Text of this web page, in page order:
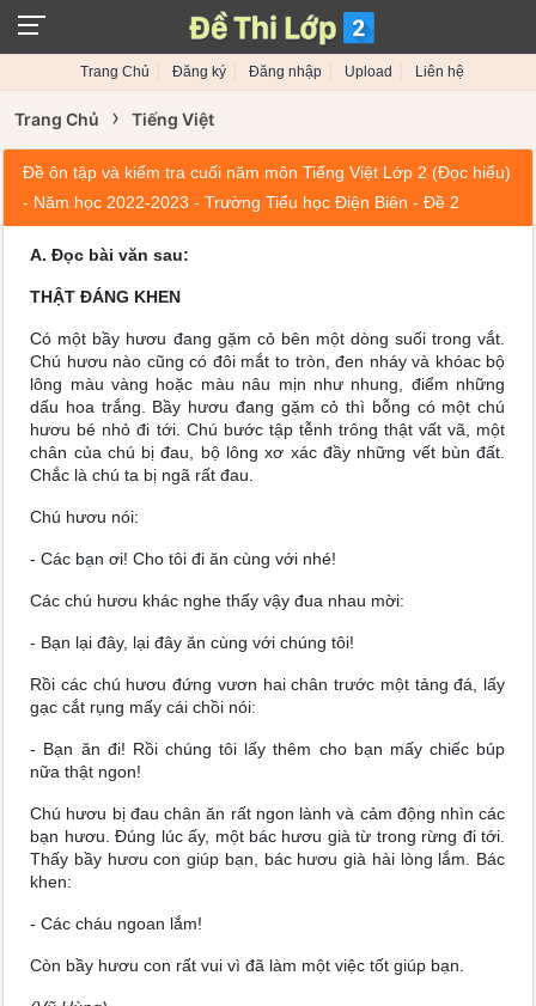
Trang Chủ Đăng ký Đăng nhập Upload Liên hệ
Trang Chủ › Tiếng Việt
Đề ôn tập và kiểm tra cuối năm môn Tiếng Việt Lớp 2 (Đọc hiểu)
- Năm học 2022-2023 - Trường Tiểu học Điện Biên - Đề 2
A. Đọc bài văn sau:
THẬT ĐÁNG KHEN
Có một bầy hươu đang gặm cỏ bên một dòng suối trong vắt.
Chú hươu nào cũng có đôi mắt to tròn, đen nháy và khóac bộ
lông màu vàng hoặc màu nâu mịn như nhung, điểm những
dấu hoa trắng. Bầy hươu đang gặm cỏ thì bỗng có một chú
hươu bé nhỏ đi tới. Chú bước tập tễnh trông thật vất vã, một
chân của chú bị đau, bộ lông xơ xác đầy những vết bùn đất.
Chắc là chú ta bị ngã rất đau.
Chú hươu nói:
- Các bạn ơi! Cho tôi đi ăn cùng với nhé!
Các chú hươu khác nghe thấy vậy đua nhau mời:
- Bạn lại đây, lại đây ăn cùng với chúng tôi!
Rồi các chú hươu đứng vươn hai chân trước một tảng đá, lấy
gạc cắt rụng mấy cái chồi nói:
- Bạn ăn đi! Rồi chúng tôi lấy thêm cho bạn mấy chiếc búp
nữa thật ngon!
Chú hươu bị đau chân ăn rất ngon lành và cảm động nhìn các
bạn hươu. Đúng lúc ấy, một bác hươu già từ trong rừng đi tới.
Thấy bầy hươu con giúp bạn, bác hươu già hài lòng lắm. Bác
khen:
- Các cháu ngoan lắm!
Còn bầy hươu con rất vui vì đã làm một việc tốt giúp bạn.